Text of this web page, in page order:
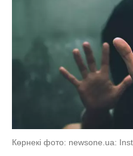
Көрнекі фото: newsone.ua: